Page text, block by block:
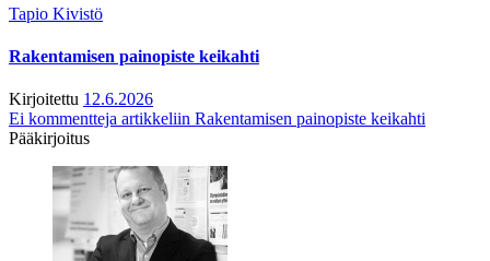
Tapio Kivistö
Rakentamisen painopiste keikahti
Kirjoitettu 12.6.2026
Ei kommentteja artikkeliin Rakentamisen painopiste keikahti
Pääkirjoitus